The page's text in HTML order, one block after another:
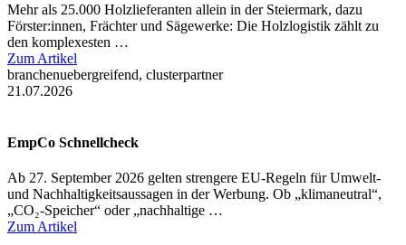
Mehr als 25.000 Holzlieferanten allein in der Steiermark, dazu
Förster:innen, Frächter und Sägewerke: Die Holzlogistik zählt zu
den komplexesten …
Zum Artikel
branchenuebergreifend, clusterpartner
21.07.2026
EmpCo Schnellcheck
Ab 27. September 2026 gelten strengere EU-Regeln für Umwelt-
und Nachhaltigkeitsaussagen in der Werbung. Ob „klimaneutral“,
„CO₂-Speicher“ oder „nachhaltige …
Zum Artikel